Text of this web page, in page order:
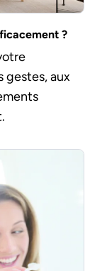
?
gestes, aux